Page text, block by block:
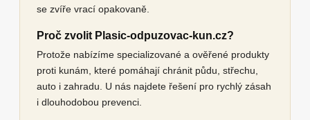
se zvíře vrací opakovaně.
Proč zvolit Plasic-odpuzovac-kun.cz?
Protože nabízíme specializované a ověřené produkty
proti kunám, které pomáhají chránit půdu, střechu,
auto i zahradu. U nás najdete řešení pro rychlý zásah
i dlouhodobou prevenci.